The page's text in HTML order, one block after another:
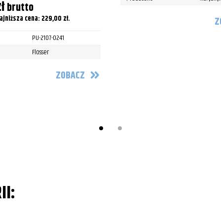
brutto
cena: 229,00 zł.
PU-2107-0241
Flosser
ZOBACZ